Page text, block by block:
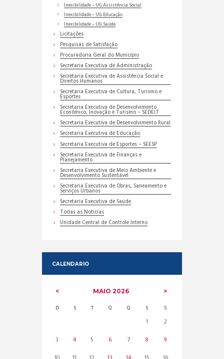
Inexibilidade – UG Assistência Social
Inexibilidade – UG Educação
Inexibilidade – UG Saúde
Licitações
Pesquisas de Satisfação
Procuradoria Geral do Município
Secretaria Executiva de Administração
Secretaria Executiva de Assistência Social e
Direitos Humanos
Secretaria Executiva de Cultura, Turismo e
Esportes
Secretaria Executiva de Desenvolvimento
Econômico, Inovação e Turismo – SEDEIT
Secretaria Executiva de Desenvolvimento Rural
Secretaria Executiva de Educação
Secretaria Executiva de Esportes – SEESP
Secretaria Executiva de Finanças e
Planejamento
Secretaria Executiva de Meio Ambiente e
Desenvolvimento Sustentável
Secretaria Executiva de Obras, Saneamento e
Serviços Urbanos
Secretaria Executiva de Saúde
Todas as Noticias
Unidade Central de Controle Interno
CALENDARIO
MAIO 2026
D S T Q Q S S
1
2
3
4 5 6 7 8
9